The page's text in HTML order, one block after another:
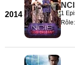
2014 1